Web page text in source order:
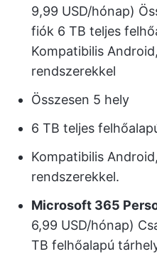
9,99 USD/hónap)
fiók 6 TB teljes
Kompatibilis
rendszerekkel
Összesen 5 hely
6 TB teljes
Kompatibilis
rendszerekkel.
Microsoft 365
6,99 USD/hónap)
TB felhőalapú